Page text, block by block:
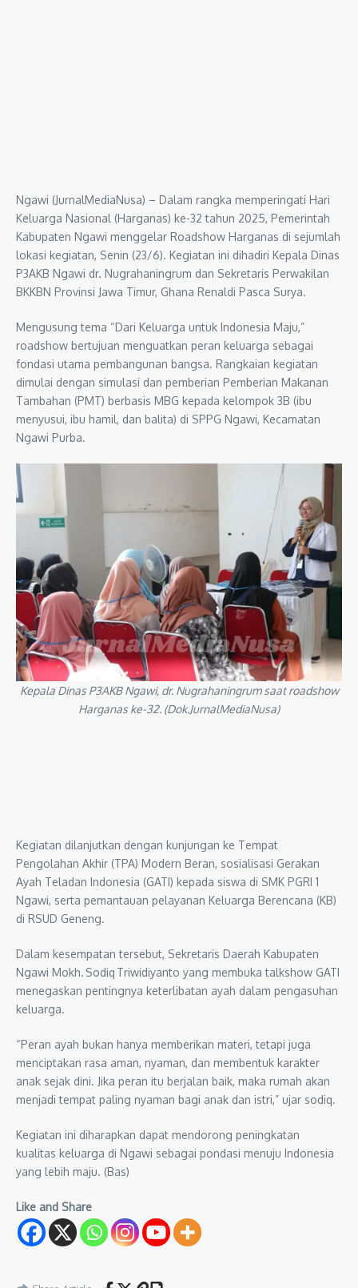
Ngawi (JurnalMediaNusa) – Dalam rangka memperingati Hari
Keluarga Nasional (Harganas) ke-32 tahun 2025, Pemerintah
Kabupaten Ngawi menggelar Roadshow Harganas di sejumlah
lokasi kegiatan, Senin (23/6). Kegiatan ini dihadiri Kepala Dinas
P3AKB Ngawi dr. Nugrahaningrum dan Sekretaris Perwakilan
BKKBN Provinsi Jawa Timur, Ghana Renaldi Pasca Surya.
Mengusung tema “Dari Keluarga untuk Indonesia Maju,”
roadshow bertujuan menguatkan peran keluarga sebagai
fondasi utama pembangunan bangsa. Rangkaian kegiatan
dimulai dengan simulasi dan pemberian Pemberian Makanan
Tambahan (PMT) berbasis MBG kepada kelompok 3B (ibu
menyusui, ibu hamil, dan balita) di SPPG Ngawi, Kecamatan
Ngawi Purba.
Kepala Dinas P3AKB Ngawi, dr. Nugrahaningrum saat roadshow
Harganas ke-32. (Dok.JurnalMediaNusa)
Kegiatan dilanjutkan dengan kunjungan ke Tempat
Pengolahan Akhir (TPA) Modern Beran, sosialisasi Gerakan
Ayah Teladan Indonesia (GATI) kepada siswa di SMK PGRI 1
Ngawi, serta pemantauan pelayanan Keluarga Berencana (KB)
di RSUD Geneng.
Dalam kesempatan tersebut, Sekretaris Daerah Kabupaten
Ngawi Mokh. Sodiq Triwidiyanto yang membuka talkshow GATI
menegaskan pentingnya keterlibatan ayah dalam pengasuhan
keluarga.
“Peran ayah bukan hanya memberikan materi, tetapi juga
menciptakan rasa aman, nyaman, dan membentuk karakter
anak sejak dini. Jika peran itu berjalan baik, maka rumah akan
menjadi tempat paling nyaman bagi anak dan istri,” ujar sodiq.
Kegiatan ini diharapkan dapat mendorong peningkatan
kualitas keluarga di Ngawi sebagai pondasi menuju Indonesia
yang lebih maju. (Bas)
Like and Share